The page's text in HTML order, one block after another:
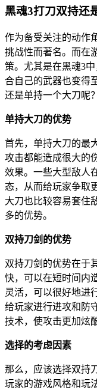
黑魂3打刀双持还
作为备受关注的动作
挑战性而著名。而在
策。尤其是在黑魂3
合自己的武器也变得
还是单持一个大刀呢？
单持大刀的优势
首先，单持大刀的最
攻击都能造成很大的
效果。一些大型敌人
态，从而给玩家争取
大刀也比较容易套住
多的优势。
双持刀剑的优势
双持刀剑的优势在于
快，可以在短时间内
灵活，可以很好地进
给玩家进行进攻和防
技术，使攻击更加炫
选择的考虑因素
那么，应该选择双持
玩家的游戏风格和玩